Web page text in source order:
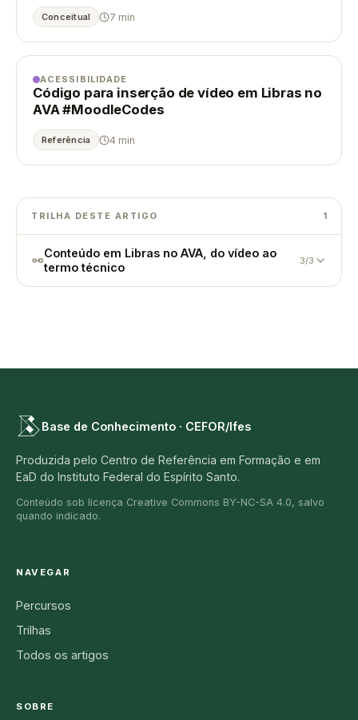
TRILHA DESTE ARTIGO 1
Conteúdo em Libras no AVA, do vídeo ao
termo técnico
3/3
Conceitual 7 min
ACESSIBILIDADE
Código para inserção de vídeo em Libras no
AVA #MoodleCodes
Referência 4 min
Base de Conhecimento · CEFOR/Ifes
Produzida pelo Centro de Referência em Formação e em
EaD do Instituto Federal do Espírito Santo.
Conteúdo sob licença Creative Commons BY-NC-SA 4.0, salvo
quando indicado.
NAVEGAR
Percursos
Trilhas
Todos os artigos
SOBRE